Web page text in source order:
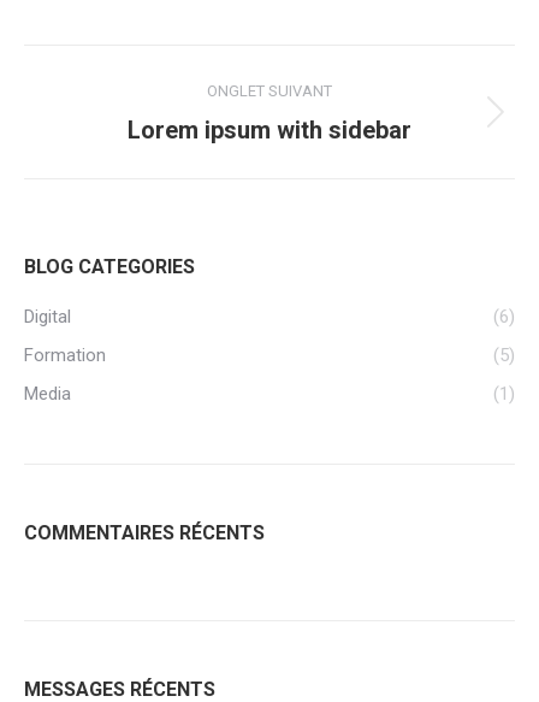
ONGLET SUIVANT
Projets
Lorem ipsum with sidebar
BLOG CATEGORIES
Digital
(6)
Formation
(5)
Media
(1)
COMMENTAIRES RÉCENTS
MESSAGES RÉCENTS